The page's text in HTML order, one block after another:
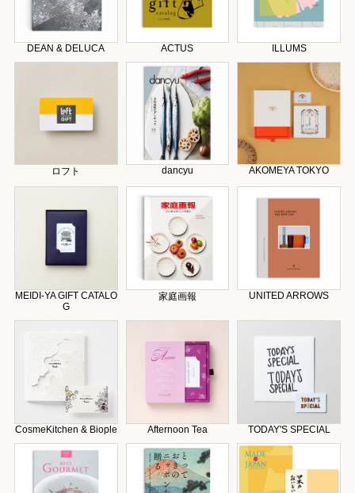
DEAN & DELUCA ACTUS ILLUMS
ロフト dancyu AKOMEYA TOKYO
MEIDI-YA GIFT CATALO
G
家庭画報 UNITED ARROWS
CosmeKitchen & Biople Afternoon Tea TODAY'S SPECIAL